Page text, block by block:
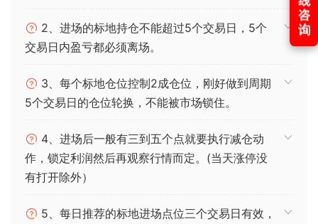
2、进场的标地持仓不能超过5个交易日，5个
交易日内盈亏都必须离场。
3、每个标地仓位控制2成仓位，刚好做到周期
5个交易日的仓位轮换，不能被市场锁住。
4、进场后一般有三到五个点就要执行减仓动
作，锁定利润然后再观察行情而定。(当天涨停没
有打开除外）
5、每日推荐的标地进场点位三个交易日有效，